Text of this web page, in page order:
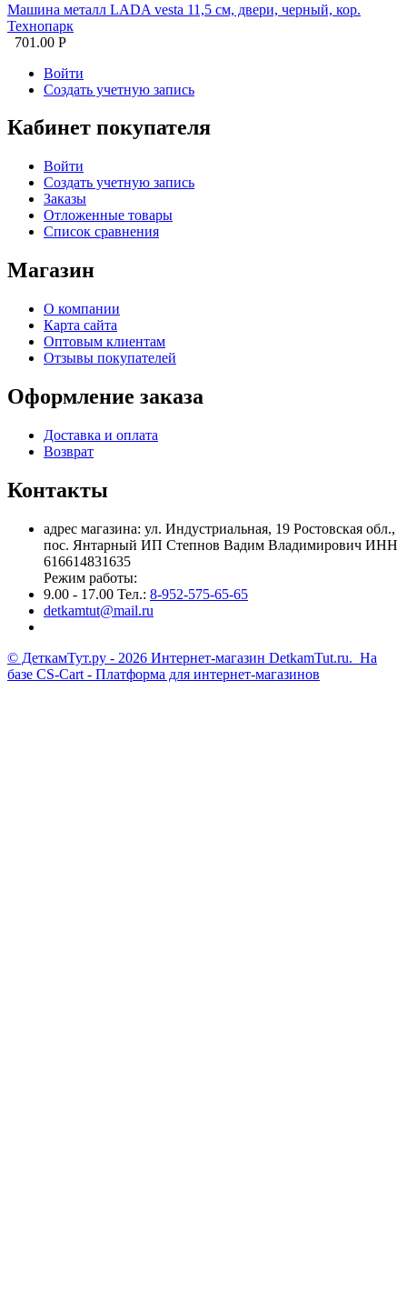
Машина металл LADA vesta 11,5 см, двери, черный, кор.
Технопарк
701.00 Р
Войти
Создать учетную запись
Кабинет покупателя
Войти
Создать учетную запись
Заказы
Отложенные товары
Список сравнения
Магазин
О компании
Карта сайта
Оптовым клиентам
Отзывы покупателей
Оформление заказа
Доставка и оплата
Возврат
Контакты
адрес магазина: ул. Индустриальная, 19 Ростовская обл.,
пос. Янтарный ИП Степнов Вадим Владимирович ИНН
616614831635
Режим работы:
9.00 - 17.00 Тел.: 8-952-575-65-65
detkamtut@mail.ru
© ДеткамТут.ру - 2026 Интернет-магазин DetkamTut.ru. На
базе CS-Cart - Платформа для интернет-магазинов